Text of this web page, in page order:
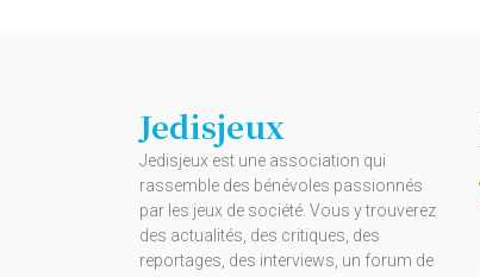
Jedisjeux
Jedisjeux est une association qui
rassemble des bénévoles passionnés
par les jeux de société. Vous y trouverez
des actualités, des critiques, des
reportages, des interviews, un forum de